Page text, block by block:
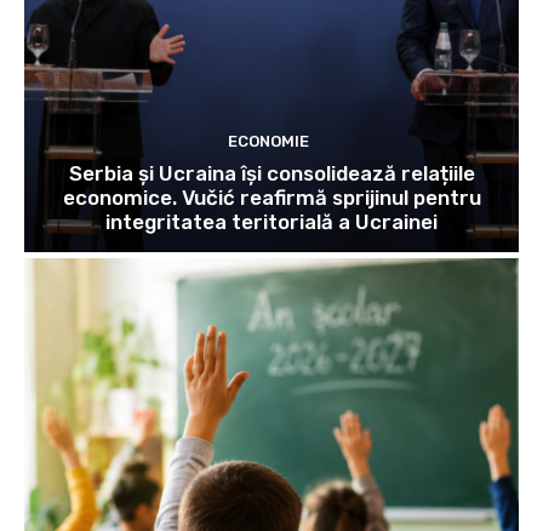
ECONOMIE
Serbia și Ucraina își consolidează relațiile
economice. Vučić reafirmă sprijinul pentru
integritatea teritorială a Ucrainei